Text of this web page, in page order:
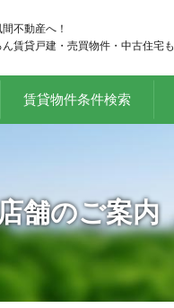
不動産へ！
賃貸戸建・売買物件・中古住宅
賃貸物件条件検索
舗のご案内